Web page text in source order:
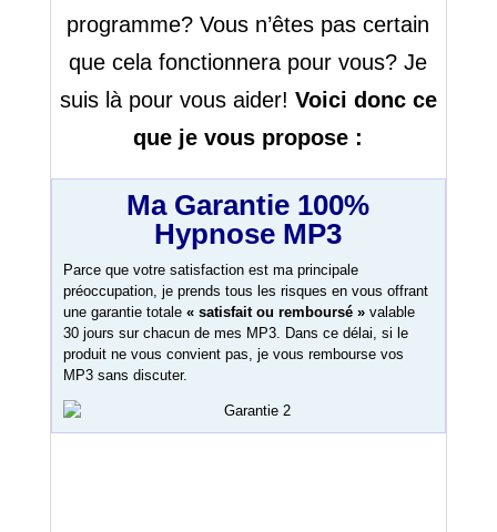
programme? Vous n’êtes pas certain
que cela fonctionnera pour vous? Je
suis là pour vous aider! Voici donc ce
que je vous propose :
Ma Garantie 100%
Hypnose MP3
Parce que votre satisfaction est ma principale
préoccupation, je prends tous les risques en vous offrant
une garantie totale « satisfait ou remboursé »valable
30 jours sur chacun de mes MP3. Dans ce délai, si le
produit ne vous convient pas, je vous rembourse vos
MP3 sans discuter.